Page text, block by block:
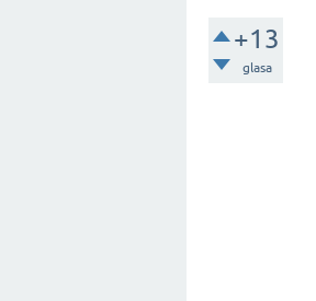
+13
glasa